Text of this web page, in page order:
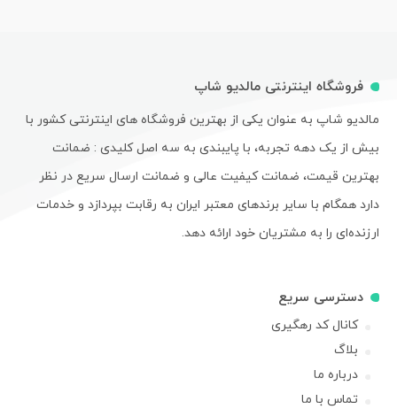
فروشگاه اینترنتی مالدیو شاپ
مالدیو شاپ به عنوان یکی از بهترین فروشگاه های اینترنتی کشور با
بیش از یک دهه تجربه، با پایبندی به سه اصل کلیدی : ضمانت
بهترین قیمت، ضمانت کیفیت عالی و ضمانت ارسال سریع در نظر
دارد همگام با سایر برندهای معتبر ایران به رقابت بپردازد و خدمات
ارزنده‌ای را به مشتریان خود ارائه دهد.
دسترسی سریع
کانال کد رهگیری
بلاگ
درباره ما
تماس با ما